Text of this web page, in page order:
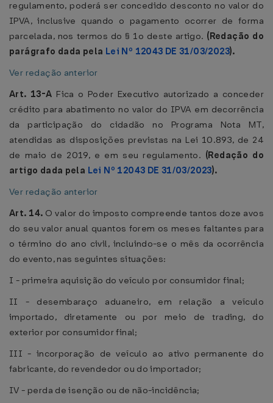
regulamento, poderá ser concedido desconto no valor do
IPVA, inclusive quando o pagamento ocorrer de forma
parcelada, nos termos do § 1o deste artigo. (Redação do
parágrafo dada pela Lei Nº 12043 DE 31/03/2023).
Ver redação anterior
Art. 13-A Fica o Poder Executivo autorizado a conceder
crédito para abatimento no valor do IPVA em decorrência
da participação do cidadão no Programa Nota MT,
atendidas as disposições previstas na Lei 10.893, de 24
de maio de 2019, e em seu regulamento. (Redação do
artigo dada pela Lei Nº 12043 DE 31/03/2023).
Ver redação anterior
Art. 14. O valor do imposto compreende tantos doze avos
do seu valor anual quantos forem os meses faltantes para
o término do ano civil, incluindo-se o mês da ocorrência
do evento, nas seguintes situações:
I - primeira aquisição do veículo por consumidor final;
II - desembaraço aduaneiro, em relação a veículo
importado, diretamente ou por meio de trading, do
exterior por consumidor final;
III - incorporação de veículo ao ativo permanente do
fabricante, do revendedor ou do importador;
IV - perda de isenção ou de não-incidência;